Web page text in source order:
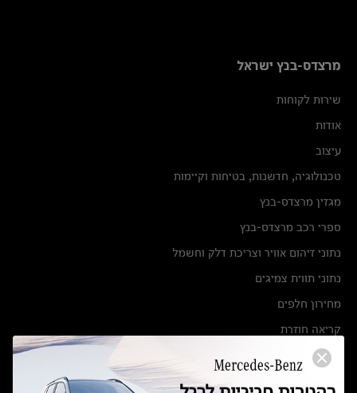
מרצדס-בנץ ישראל
שירות לקוחות
אודות
עיצוב
טכנולוגיה, חדשנות, בטיחות וקיימות
מגזין מרצדס-בנץ
ספרי רכב מרצדס-בנץ
נתוני זיהום אוויר וצריכת דלק וחשמל
נתוני תווית צמיגים
מחירון חלפים
קריאה חוזרת
הודעה על הטבות לרכבי מרצדס בהסדר פשרה בתצ 56447-02-19